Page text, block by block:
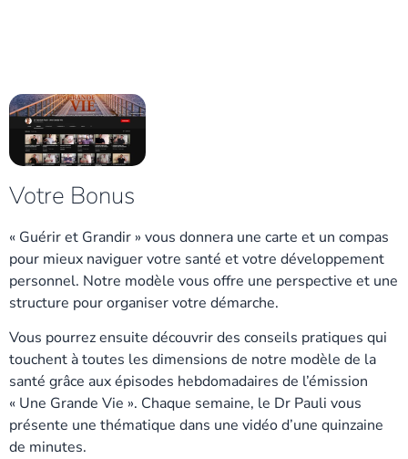
Votre Bonus
« Guérir et Grandir » vous donnera une carte et un compas
pour mieux naviguer votre santé et votre développement
personnel. Notre modèle vous offre une perspective et une
structure pour organiser votre démarche.
Vous pourrez ensuite découvrir des conseils pratiques qui
touchent à toutes les dimensions de notre modèle de la
santé grâce aux épisodes hebdomadaires de l’émission
« Une Grande Vie ». Chaque semaine, le Dr Pauli vous
présente une thématique dans une vidéo d’une quinzaine
de minutes.